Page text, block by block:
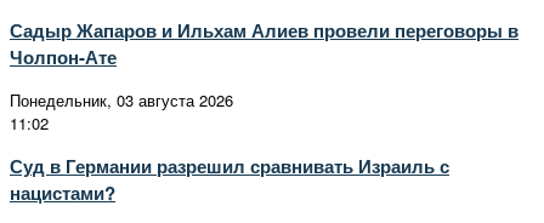
Садыр Жапаров и Ильхам Алиев провели переговоры в
Чолпон-Ате
Понедельник, 03 августа 2026
11:02
Суд в Германии разрешил сравнивать Израиль с
нацистами?